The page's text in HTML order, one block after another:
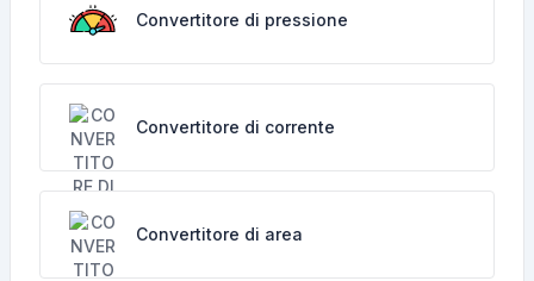
Convertitore di pressione
Convertitore di corrente
Convertitore di area